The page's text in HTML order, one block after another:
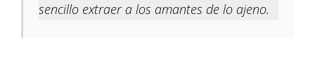
sencillo extraer a los amantes de lo ajeno.